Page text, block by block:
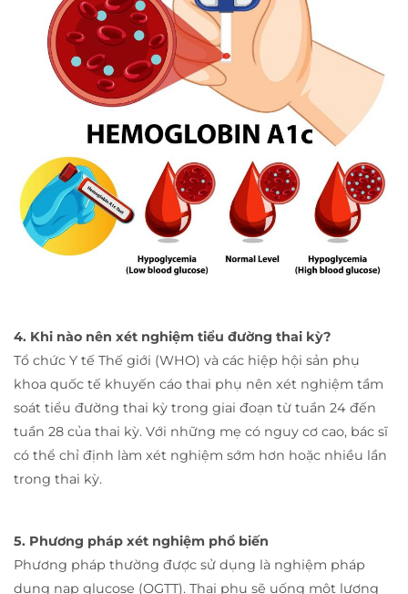
4. Khi nào nên xét nghiệm tiểu đường thai kỳ?
Tổ chức Y tế Thế giới (WHO) và các hiệp hội sản phụ
khoa quốc tế khuyến cáo thai phụ nên xét nghiệm tầm
soát tiểu đường thai kỳ trong giai đoạn từ tuần 24 đến
tuần 28 của thai kỳ. Với những mẹ có nguy cơ cao, bác sĩ
có thể chỉ định làm xét nghiệm sớm hơn hoặc nhiều lần
trong thai kỳ.
5. Phương pháp xét nghiệm phổ biến
Phương pháp thường được sử dụng là nghiệm pháp
dung nạp glucose (OGTT). Thai phụ sẽ uống một lượng